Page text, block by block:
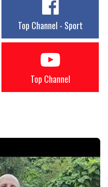
Top Channel - Sport
Top Channel